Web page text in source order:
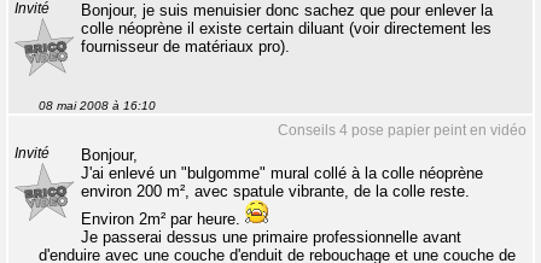
Invité
Bonjour, je suis menuisier donc sachez que pour enlever la
colle néoprène il existe certain diluant (voir directement les
fournisseur de matériaux pro).
08 mai 2008 à 16:10
Conseils 4 pose papier peint en vidéo
Invité
Bonjour,
J'ai enlevé un "bulgomme" mural collé à la colle néoprène
environ 200 m², avec spatule vibrante, de la colle reste.
Environ 2m² par heure.
Je passerai dessus une primaire professionnelle avant
d'enduire avec une couche d'enduit de rebouchage et une couche de